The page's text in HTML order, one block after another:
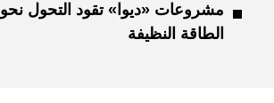
مشروعات «ديوا» تقود التحول نحو
الطاقة النظيفة